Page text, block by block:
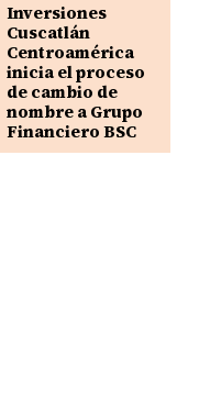
Inversiones
Cuscatlán
Centroamérica
inicia el proceso
de cambio de
nombre a Grupo
Financiero BSC